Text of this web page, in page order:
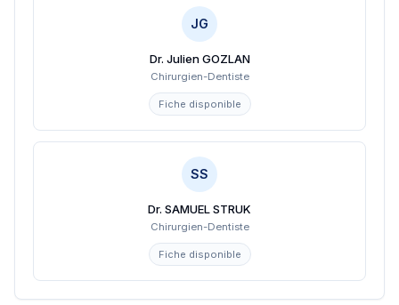
JG
Dr. Julien GOZLAN
Chirurgien-Dentiste
Fiche disponible
SS
Dr. SAMUEL STRUK
Chirurgien-Dentiste
Fiche disponible